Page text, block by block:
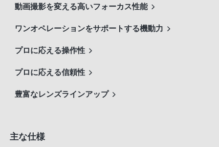
動画撮影を変える高いフォーカス性能
ワンオペレーションをサポートする機動力
プロに応える操作性
プロに応える信頼性
豊富なレンズラインアップ
主な仕様